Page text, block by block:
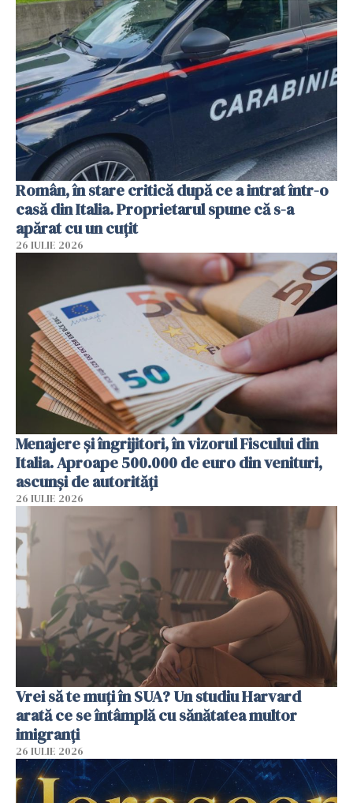
Român, în stare critică după ce a intrat într-o
casă din Italia. Proprietarul spune că s-a
apărat cu un cuțit
26 IULIE 2026
Menajere și îngrijitori, în vizorul Fiscului din
Italia. Aproape 500.000 de euro din venituri,
ascunși de autorități
26 IULIE 2026
Vrei să te muți în SUA? Un studiu Harvard
arată ce se întâmplă cu sănătatea multor
imigranți
26 IULIE 2026